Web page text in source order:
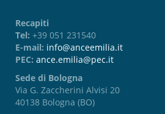
Recapiti
Tel: +39 051 231540
E-mail: info@anceemilia.it
PEC: ance.emilia@pec.it
Sede di Bologna
Via G. Zaccherini Alvisi 20
40138 Bologna (BO)